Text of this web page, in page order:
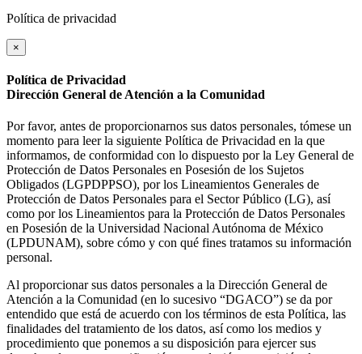
Política de privacidad
×
Política de Privacidad
Dirección General de Atención a la Comunidad
Por favor, antes de proporcionarnos sus datos personales, tómese un
momento para leer la siguiente Política de Privacidad en la que
informamos, de conformidad con lo dispuesto por la Ley General de
Protección de Datos Personales en Posesión de los Sujetos
Obligados (LGPDPPSO), por los Lineamientos Generales de
Protección de Datos Personales para el Sector Público (LG), así
como por los Lineamientos para la Protección de Datos Personales
en Posesión de la Universidad Nacional Autónoma de México
(LPDUNAM), sobre cómo y con qué fines tratamos su información
personal.
Al proporcionar sus datos personales a la Dirección General de
Atención a la Comunidad (en lo sucesivo “DGACO”) se da por
entendido que está de acuerdo con los términos de esta Política, las
finalidades del tratamiento de los datos, así como los medios y
procedimiento que ponemos a su disposición para ejercer sus